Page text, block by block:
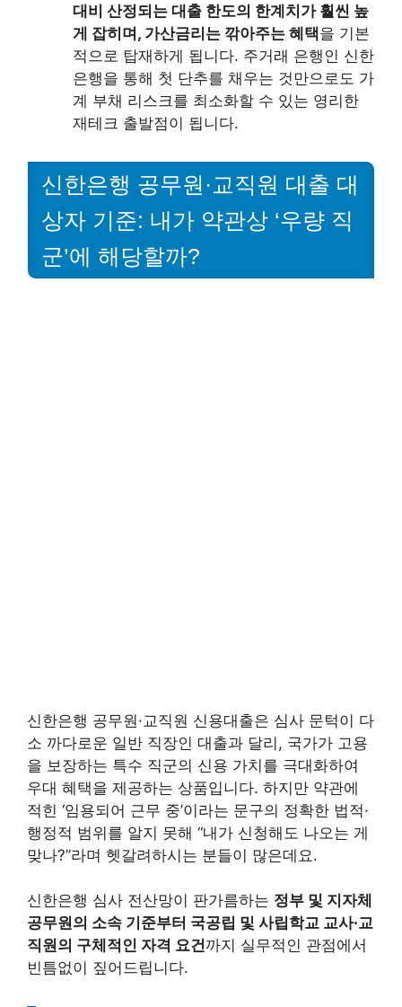
대비 산정되는 대출 한도의 한계치가 훨씬 높
게 잡히며, 가산금리는 깎아주는 혜택을 기본
적으로 탑재하게 됩니다. 주거래 은행인 신한
은행을 통해 첫 단추를 채우는 것만으로도 가
계 부채 리스크를 최소화할 수 있는 영리한
재테크 출발점이 됩니다.
신한은행 공무원·교직원 대출 대
상자 기준: 내가 약관상 ‘우량 직
군’에 해당할까?
신한은행 공무원·교직원 신용대출은 심사 문턱이 다
소 까다로운 일반 직장인 대출과 달리, 국가가 고용
을 보장하는 특수 직군의 신용 가치를 극대화하여
우대 혜택을 제공하는 상품입니다. 하지만 약관에
적힌 ‘임용되어 근무 중’이라는 문구의 정확한 법적·
행정적 범위를 알지 못해 “내가 신청해도 나오는 게
맞나?”라며 헷갈려하시는 분들이 많은데요.
신한은행 심사 전산망이 판가름하는 정부 및 지자체
공무원의 소속 기준부터 국공립 및 사립학교 교사·교
직원의 구체적인 자격 요건까지 실무적인 관점에서
빈틈없이 짚어드립니다.